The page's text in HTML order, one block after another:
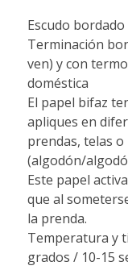
Escudo
Terminación
ven) y con
doméstica
El papel bifaz
apliques en
prendas, telas
(algodón/
Este papel
que al
la prenda.
Temperatura y
grados / 10-15